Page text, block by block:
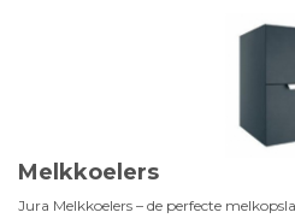
Melkkoelers
Jura Melkkoelers – de perfecte